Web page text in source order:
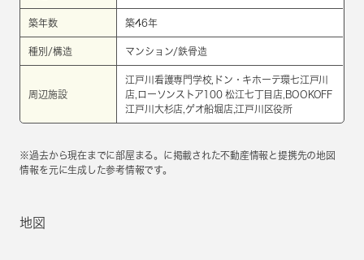
築年数 築46年
種別/構造 マンション/鉄骨造
周辺施設
江戸川看護専門学校,ドン・キホーテ環七江戸川
店,ローソンストア100 松江七丁目店,BOOKOFF
江戸川大杉店,ゲオ船堀店,江戸川区役所
※過去から現在までに部屋まる。に掲載された不動産情報と提携先の地図
情報を元に生成した参考情報です。
地図